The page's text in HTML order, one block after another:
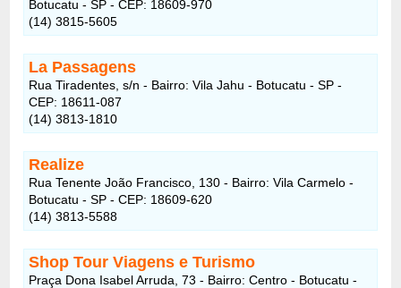
Botucatu - SP - CEP: 18609-970
(14) 3815-5605
La Passagens
Rua Tiradentes, s/n - Bairro: Vila Jahu - Botucatu - SP -
CEP: 18611-087
(14) 3813-1810
Realize
Rua Tenente João Francisco, 130 - Bairro: Vila Carmelo -
Botucatu - SP - CEP: 18609-620
(14) 3813-5588
Shop Tour Viagens e Turismo
Praça Dona Isabel Arruda, 73 - Bairro: Centro - Botucatu -